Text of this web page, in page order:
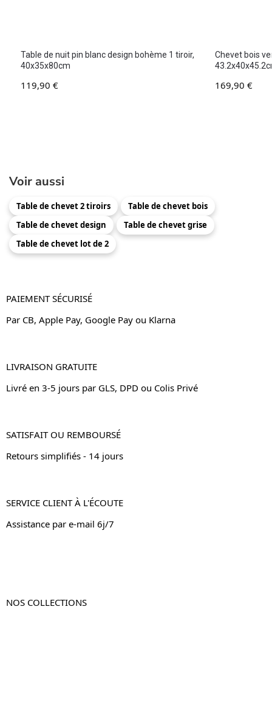
Table de nuit pin blanc design bohème 1 tiroir,
40x35x80cm
119,90 €
Chevet bois
169,90 €
Voir aussi
Table de chevet 2 tiroirs
Table de chevet bois
Table de chevet design
Table de chevet grise
Table de chevet lot de 2
PAIEMENT SÉCURISÉ
Par CB, Apple Pay, Google Pay ou Klarna
LIVRAISON GRATUITE
Livré en 3-5 jours par GLS, DPD ou Colis Privé
SATISFAIT OU REMBOURSÉ
Retours simplifiés - 14 jours
SERVICE CLIENT À L'ÉCOUTE
Assistance par e-mail 6j/7
NOS COLLECTIONS